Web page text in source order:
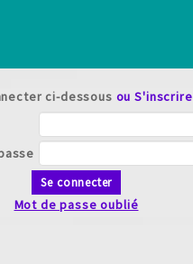
ci-dessous ou S'inscrire
Se connecter
Mot de passe oublié